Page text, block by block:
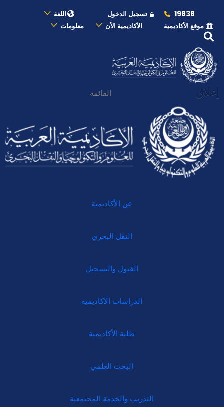
19838 تسجيل الدخول
اللغة
موقع الأكاديمية
الأكاديمية الأن معلومات
إغلاق القائمة
عن الأكاديمية
النقل البحري
القبول والتسجيل
الدراسات الأكاديمية
طلبة الأكاديمية
البحث العلمي
التدريب والخدمة المجتمعية